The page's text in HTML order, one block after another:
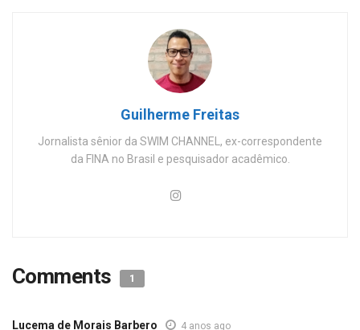
Guilherme Freitas
Jornalista sênior da SWIM CHANNEL, ex-correspondente
da FINA no Brasil e pesquisador acadêmico.
Comments 1
Lucema de Morais Barbero 4 anos ago